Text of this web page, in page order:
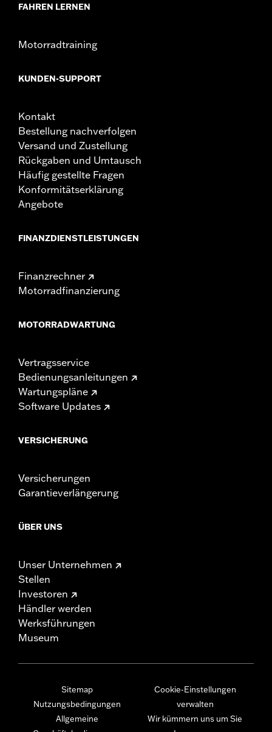
FAHREN LERNEN
Motorradtraining
KUNDEN-SUPPORT
Kontakt
Bestellung nachverfolgen
Versand und Zustellung
Rückgaben und Umtausch
Häufig gestellte Fragen
Konformitätserklärung
Angebote
FINANZDIENSTLEISTUNGEN
Finanzrechner
Motorradfinanzierung
MOTORRADWARTUNG
Vertragsservice
Bedienungsanleitungen
Wartungspläne
Software Updates
VERSICHERUNG
Versicherungen
Garantieverlängerung
ÜBER UNS
Unser Unternehmen
Stellen
Investoren
Händler werden
Werksführungen
Museum
Sitemap
Nutzungsbedingungen
Allgemeine
Cookie-Einstellungen
verwalten
Wir kümmern uns um Sie